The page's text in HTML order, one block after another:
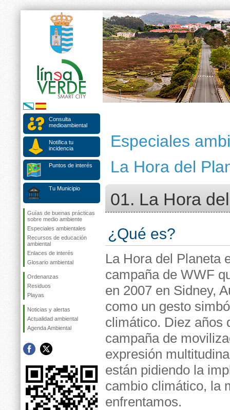
Consulta
medioambiental
Notifica tu
incidencia
Puntos de interés
Tu Municipio
Guías de buenas prácticas
sobre medio ambiente
Especiales ambientales
Recursos de educación
ambiental
Enlaces de interés
Glosario ambiental
Ordenanzas
Residuos
Playas
Noticias y alertas
Actualidad ambiental
Agenda Ambiental
Especiales
La Hora del
01. La Hora
¿Qué es?
La Hora del Planeta
campaña de WWF
en 2007 en Sidney,
como un gesto
climático. Diez años
campaña de
expresión
están pidiendo la
cambio climático, la
enfrentamos.